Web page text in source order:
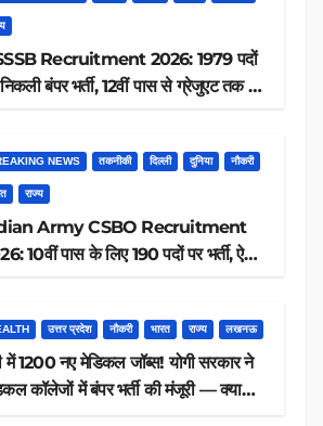
Recruitment 2026: 1979 पदों
बंपर भर्ती, 12वीं पास से ग्रेजुएट तक करें
NEWS तकनीकी दिल्ली दुनिया नौकरी
राज्य
Army CSBO Recruitment
10वीं पास के लिए 190 पदों पर भर्ती, ऐसे
उत्तर प्रदेश नौकरी भारत राज्य लखनऊ
में 1200 नए मेडिकल जॉब्स! योगी सरकार ने
कॉलेजों में बंपर भर्ती की मंजूरी — क्या